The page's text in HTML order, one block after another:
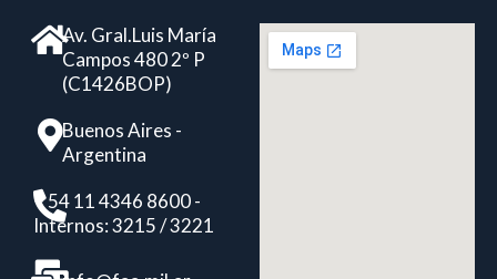
Av. Gral.Luis María
Campos 480 2º P
(C1426BOP)
Buenos Aires -
Argentina
+ 54 11 4346 8600 -
Internos: 3215 / 3221